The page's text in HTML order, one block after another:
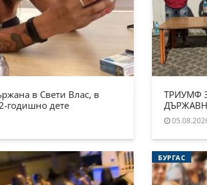
в Свети Влас, в
годишно дете
ТРИУМФ
БУРГАС